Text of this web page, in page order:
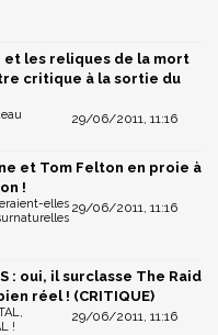
et les reliques de la mort
critique à la sortie du
29/06/2011, 11:16
et Tom Felton en proie à
!
29/06/2011, 11:16
elles
: oui, il surclasse The Raid
réel ! (CRITIQUE)
29/06/2011, 11:16
!